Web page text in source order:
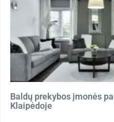
Baldų prekybos įmonės
Klaipėdoje